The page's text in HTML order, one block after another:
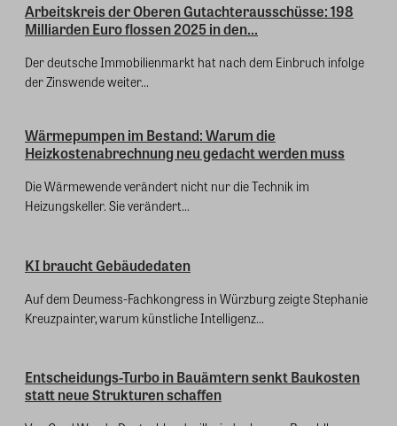
Arbeitskreis der Oberen Gutachterausschüsse: 198
Milliarden Euro flossen 2025 in den...
Der deutsche Immobilienmarkt hat nach dem Einbruch infolge
der Zinswende weiter...
Wärmepumpen im Bestand: Warum die
Heizkostenabrechnung neu gedacht werden muss
Die Wärmewende verändert nicht nur die Technik im
Heizungskeller. Sie verändert...
KI braucht Gebäudedaten
Auf dem Deumess-Fachkongress in Würzburg zeigte Stephanie
Kreuzpainter, warum künstliche Intelligenz...
Entscheidungs-Turbo in Bauämtern senkt Baukosten
statt neue Strukturen schaffen